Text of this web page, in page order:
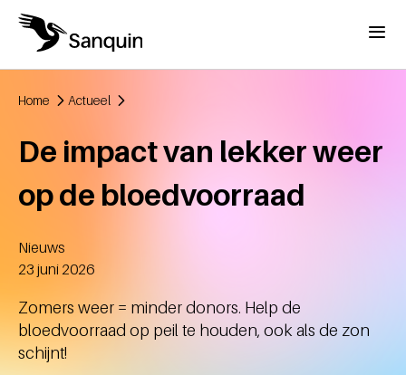
Overslaan en naar de inhoud gaan
Menu
Home Actueel
De impact van lekker weer
op de bloedvoorraad
Nieuws
Aangemaakt
23 juni 2026
Zomers weer = minder donors. Help de
bloedvoorraad op peil te houden, ook als de zon
schijnt!